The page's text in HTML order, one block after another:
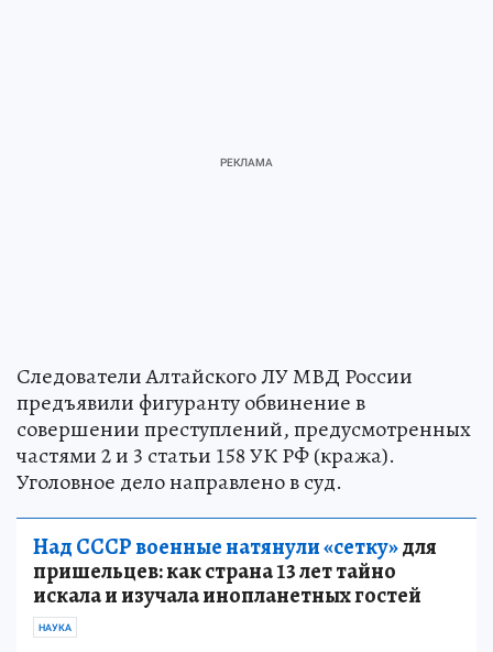
Следователи Алтайского ЛУ МВД России
предъявили фигуранту обвинение в
совершении преступлений, предусмотренных
частями 2 и 3 статьи 158 УК РФ (кража).
Уголовное дело направлено в суд.
Над СССР военные натянули «сетку»для
пришельцев: как страна 13 лет тайно
искала и изучала инопланетных гостей
НАУКА